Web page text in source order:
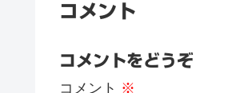
コメント
コメントをどうぞ
コメント ※